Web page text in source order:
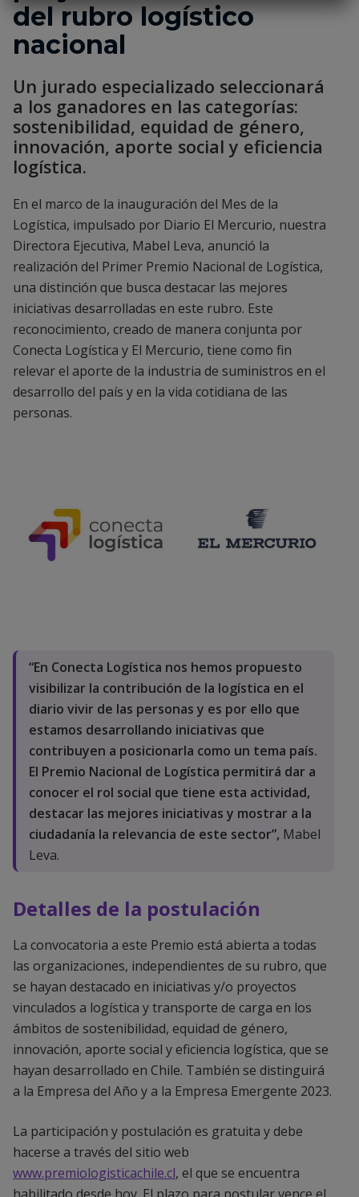
del rubro logístico
nacional
Un jurado especializado seleccionará
a los ganadores en las categorías:
sostenibilidad, equidad de género,
innovación, aporte social y eficiencia
logística.
En el marco de la inauguración del Mes de la
Logística, impulsado por Diario El Mercurio, nuestra
Directora Ejecutiva, Mabel Leva, anunció la
realización del Primer Premio Nacional de Logística,
una distinción que busca destacar las mejores
iniciativas desarrolladas en este rubro. Este
reconocimiento, creado de manera conjunta por
Conecta Logística y El Mercurio, tiene como fin
relevar el aporte de la industria de suministros en el
desarrollo del país y en la vida cotidiana de las
personas.
“En Conecta Logística nos hemos propuesto
visibilizar la contribución de la logística en el
diario vivir de las personas y es por ello que
estamos desarrollando iniciativas que
contribuyen a posicionarla como un tema país.
El Premio Nacional de Logística permitirá dar a
conocer el rol social que tiene esta actividad,
destacar las mejores iniciativas y mostrar a la
ciudadanía la relevancia de este sector”, Mabel
Leva.
Detalles de la postulación
La convocatoria a este Premio está abierta a todas
las organizaciones, independientes de su rubro, que
se hayan destacado en iniciativas y/o proyectos
vinculados a logística y transporte de carga en los
ámbitos de sostenibilidad, equidad de género,
innovación, aporte social y eficiencia logística, que se
hayan desarrollado en Chile. También se distinguirá
a la Empresa del Año y a la Empresa Emergente 2023.
La participación y postulación es gratuita y debe
hacerse a través del sitio web
www.premiologisticachile.cl, el que se encuentra